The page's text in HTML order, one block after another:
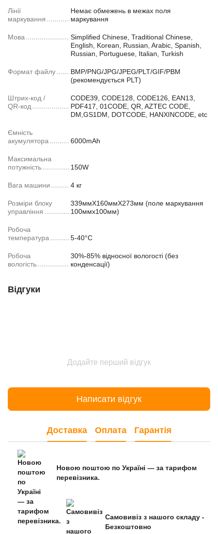
Лінії
маркування
Немає обмежень в межах поля
маркування
Мова
Simplified Chinese, Traditional Chinese,
English, Korean, Russian, Arabic, Spanish,
Russian, Portuguese, Italian, Turkish
Формат файлу
BMP/PNG/JPG/JPEG/PLT/GIF/PBM
(рекомендується PLT)
Штрих-код /
QR-код
CODE39, CODE128, CODE126, EAN13,
PDF417, 01CODE, QR, AZTEC CODE,
DM,GS1DM, DOTCODE, HANXINCODE, etc
Ємність
акумулятора
6000mAh
Максимальна
потужність
150W
Вага машини 4 кг
Розміри блоку
управління
339ммX160ммX273мм (поле маркування
100ммx100мм)
Робоча
температура
5-40°C
Робоча
вологість
30%-85% відносної вологості (без
конденсації)
Відгуки
Додайте перший відгук
Написати відгук
Доставка Оплата Гарантія
Новою поштою по Україні — за тарифом
перевізника.
Самовивіз з нашого складу -
Безкоштовно